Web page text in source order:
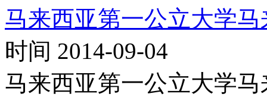
马来西亚第一公立大学
时间 2014-09-04
马来西亚第一公立大学